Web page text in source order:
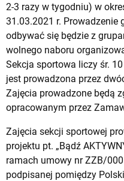
2-3 razy w tygodniu) w
31.03.2021 r. Prowadzenie
odbywać się będzie z
wolnego naboru
Sekcja sportowa liczy śr.
jest prowadzona przez
Zajęcia prowadzone będą
opracowanym przez
Zajęcia sekcji sportowej
projektu pt. „Bądź
ramach umowy nr ZZB/
podpisanej pomiędzy